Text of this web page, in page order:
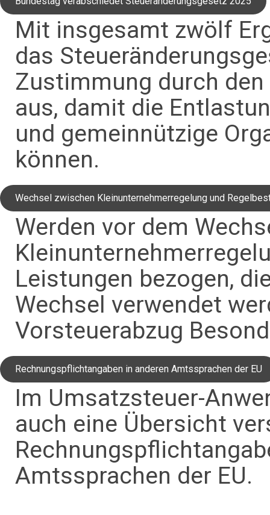
Mit insgesamt zwölf
das
Zustimmung durch
aus, damit die
und gemeinnützige
können.
Wechsel zwischen Kleinunternehmerregelung und
Werden vor dem
Leistungen bezogen,
Wechsel verwendet
Vorsteuerabzug
Rechnungspflichtangaben in anderen Amtssprachen der EU
Im Umsatzsteuer-
auch eine Übersicht
Amtssprachen der EU.